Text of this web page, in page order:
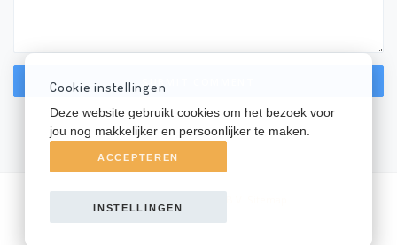
Cookie instellingen
Deze website gebruikt cookies om het bezoek voor
jou nog makkelijker en persoonlijker te maken.
ACCEPTEREN
INSTELLINGEN